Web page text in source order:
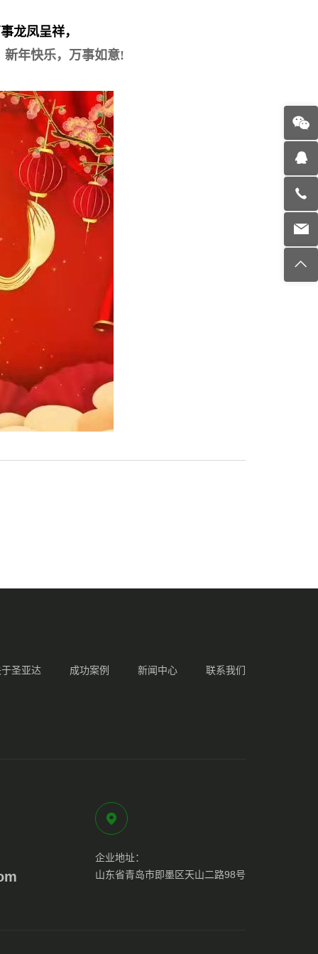
龙凤呈祥，
新年快乐，万事如意!
圣亚达 成功案例 新闻中心 联系我们
企业地址：
山东省青岛市即墨区天山二路98号